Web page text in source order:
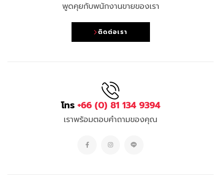
พูดคุยกับพนักงานขายของเรา
ติดต่อเรา
โทร +66 (0) 81 134 9394
เราพร้อมตอบคำถามของคุณ